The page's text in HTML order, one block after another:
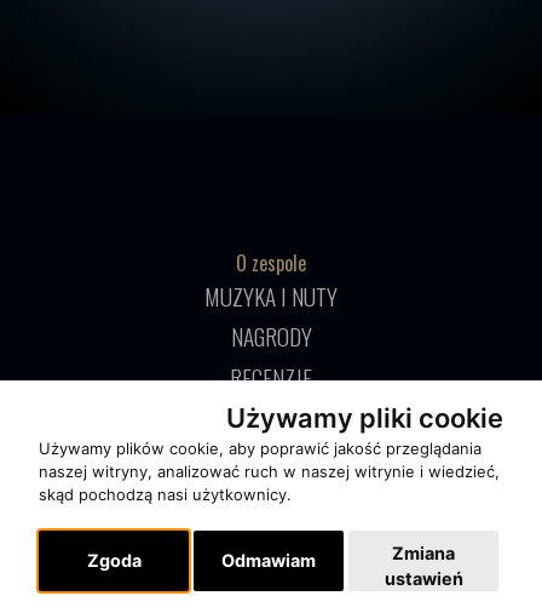
Używamy pliki cookie
Używamy plików cookie, aby poprawić jakość przeglądania
naszej witryny, analizować ruch w naszej witrynie i wiedzieć,
skąd pochodzą nasi użytkownicy.
Zgoda Odmawiam
Zmiana
ustawień
O zespole
MUZYKA I NUTY
NAGRODY
RECENZJE
Pomoc
KONTAKT
POLITYKA PRYWATNOŚCI
Dla organizatorów